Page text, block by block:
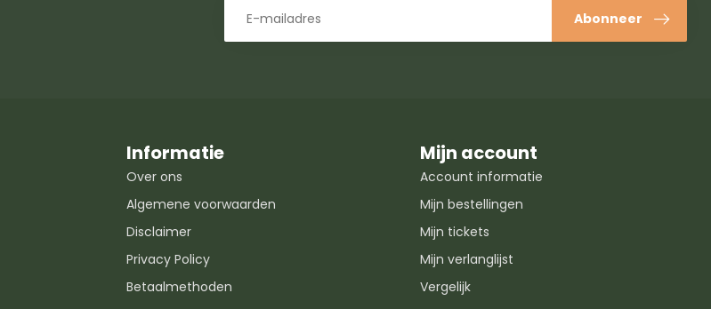
Abonneer
Informatie
Over ons
Algemene voorwaarden
Disclaimer
Privacy Policy
Betaalmethoden
Mijn account
Account informatie
Mijn bestellingen
Mijn tickets
Mijn verlanglijst
Vergelijk